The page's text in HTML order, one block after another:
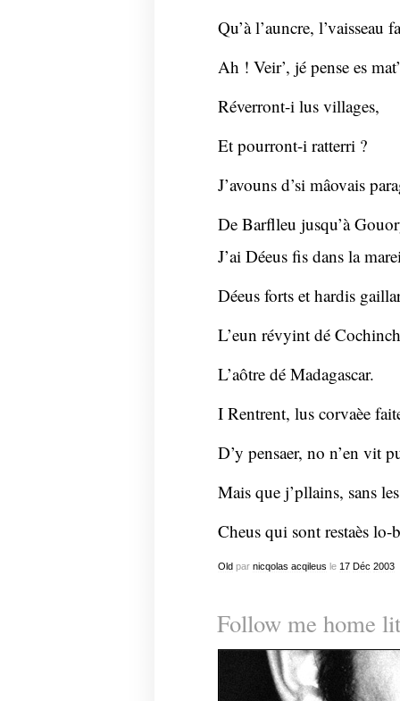
Qu’à l’auncre, l’vaisseau
Ah ! Veir’, jé pense es
Réverront-i lus villages,
Et pourront-i ratterri ?
J’avouns d’si mâovais
De Barflleu jusqu’à
J’ai Déeus fis dans la
Déeus forts et hardis
L’eun révyint dé
L’aôtre dé Madagascar.
I Rentrent, lus corvaèe
D’y pensaer, no n’en vit
Mais que j’pllains, sans
Cheus qui sont restaès lo-
Old par nicqolas acqileus le 17 Déc 2003
Follow me home